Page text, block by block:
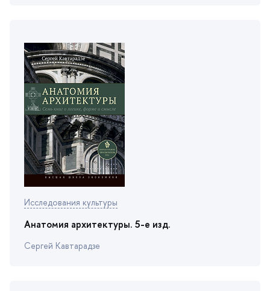
Исследования культуры
Анатомия архитектуры. 5-е изд.
Сергей Кавтарадзе